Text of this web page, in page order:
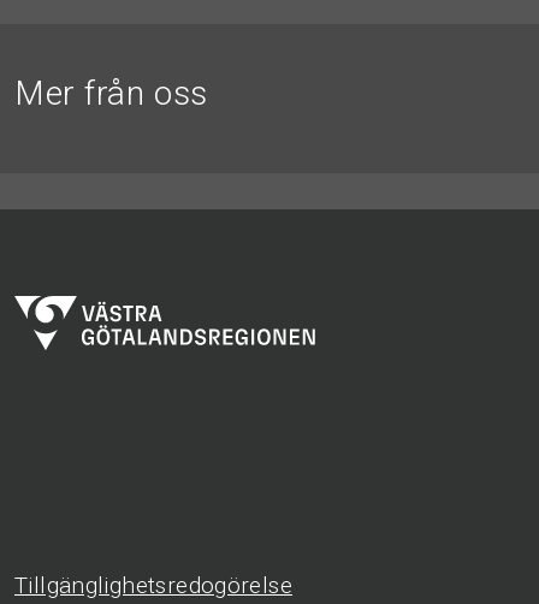
Mer från oss
Tillgänglighetsredogörelse